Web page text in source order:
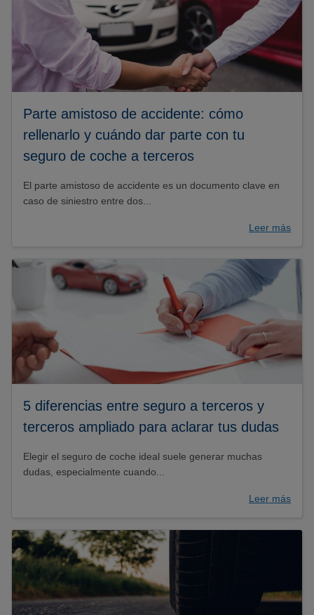
Parte amistoso de accidente: cómo
rellenarlo y cuándo dar parte con tu
seguro de coche a terceros
El parte amistoso de accidente es un documento clave en
caso de siniestro entre dos...
Leer más
5 diferencias entre seguro a terceros y
terceros ampliado para aclarar tus dudas
Elegir el seguro de coche ideal suele generar muchas
dudas, especialmente cuando...
Leer más